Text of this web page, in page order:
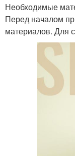
Необходимые
Перед началом
материалов. Для